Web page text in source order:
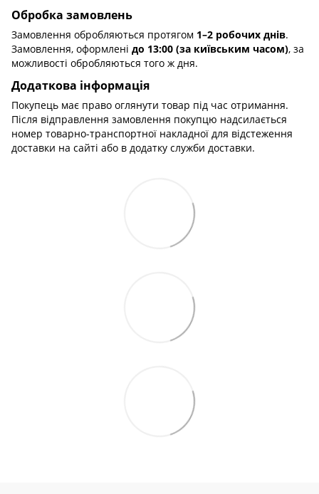
Обробка замовлень
Замовлення обробляються протягом 1–2 робочих днів.
Замовлення, оформлені до 13:00 (за київським часом), за
можливості обробляються того ж дня.
Додаткова інформація
Покупець має право оглянути товар під час отримання.
Після відправлення замовлення покупцю надсилається
номер товарно-транспортної накладної для відстеження
доставки на сайті або в додатку служби доставки.